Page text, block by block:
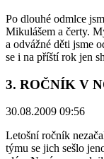
Po dlouhé odmlce
Mikulášem a čerty.
a odvážné děti jsme
se i na příští rok jen
3. ROČNÍK V
30.08.2009 09:56
Letošní ročník
týmu se jich sešlo